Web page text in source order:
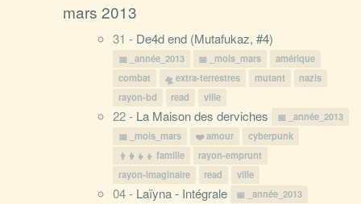
mars 2013
31 - De4d end (Mutafukaz, #4)
_année_2013 _mois_mars
amérique
combat
extra-terrestres mutant
nazis
rayon-bd
read ville
22 - La Maison des derviches
_année_2013
_mois_mars
amour
cyberpunk
famille
rayon-emprunt
rayon-imaginaire
read ville
04 - Laïyna - Intégrale
_année_2013